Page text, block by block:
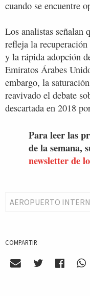
cuando se encuentre
Los analistas señalan
refleja la
y la rápida adopción
Emiratos Árabes
embargo, la
reavivado el debate
descartada en 2018
Para leer las
de la semana,
newsletter de
AEROPUERTO
COMPARTIR